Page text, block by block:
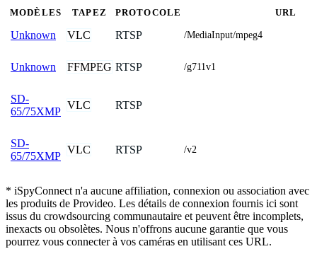
MODÈLES TAPEZ PROTOCOLE URL
Unknown VLC RTSP /MediaInput/mpeg4
Unknown FFMPEG RTSP /g711v1
SD-
65/75XMP
VLC RTSP
SD-
65/75XMP
VLC RTSP /v2
* iSpyConnect n'a aucune affiliation, connexion ou association avec
les produits de Provideo. Les détails de connexion fournis ici sont
issus du crowdsourcing communautaire et peuvent être incomplets,
inexacts ou obsolètes. Nous n'offrons aucune garantie que vous
pourrez vous connecter à vos caméras en utilisant ces URL.